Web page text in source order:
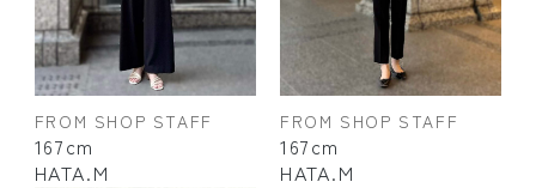
FROM SHOP STAFF
167cm
HATA.M
FROM SHOP STAFF
167cm
HATA.M